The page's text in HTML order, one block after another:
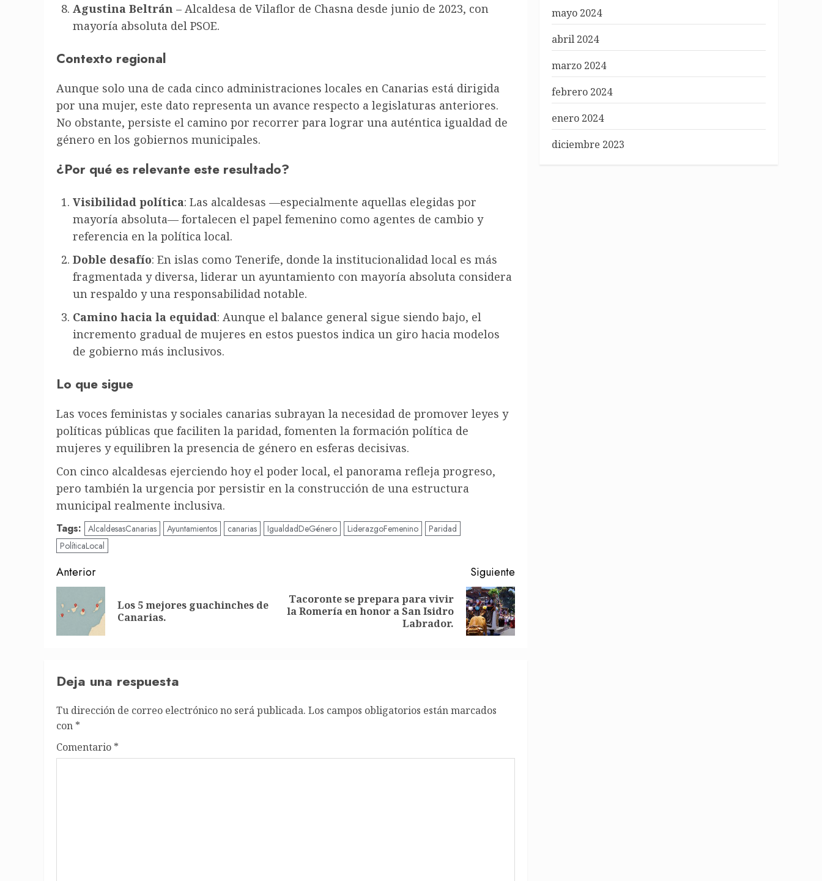
Agustina Beltrán – Alcaldesa de Vilaflor de Chasna desde junio de 2023, con
mayoría absoluta del PSOE.
Contexto regional
Aunque solo una de cada cinco administraciones locales en Canarias está dirigida
por una mujer, este dato representa un avance respecto a legislaturas anteriores.
No obstante, persiste el camino por recorrer para lograr una auténtica igualdad de
género en los gobiernos municipales.
¿Por qué es relevante este resultado?
Visibilidad política: Las alcaldesas —especialmente aquellas elegidas por
mayoría absoluta— fortalecen el papel femenino como agentes de cambio y
referencia en la política local.
Doble desafío: En islas como Tenerife, donde la institucionalidad local es más
fragmentada y diversa, liderar un ayuntamiento con mayoría absoluta considera
un respaldo y una responsabilidad notable.
Camino hacia la equidad: Aunque el balance general sigue siendo bajo, el
incremento gradual de mujeres en estos puestos indica un giro hacia modelos
de gobierno más inclusivos.
Lo que sigue
Las voces feministas y sociales canarias subrayan la necesidad de promover leyes y
políticas públicas que faciliten la paridad, fomenten la formación política de
mujeres y equilibren la presencia de género en esferas decisivas.
Con cinco alcaldesas ejerciendo hoy el poder local, el panorama refleja progreso,
pero también la urgencia por persistir en la construcción de una estructura
municipal realmente inclusiva.
Tags: AlcaldesasCanarias Ayuntamientos canarias IgualdadDeGénero LiderazgoFemenino
Paridad
PolíticaLocal
Post
navigation
Anterior
Entrada
Los 5 mejores guachinches de
Canarias.
Siguiente
Siguiente
Tacoronte se prepara para vivir
la Romería en honor a San Isidro
Labrador.
Deja una respuesta
Tu dirección de correo electrónico no será publicada. Los campos obligatorios están marcados
con *
Comentario *
mayo 2024
abril 2024
marzo 2024
febrero 2024
enero 2024
diciembre 2023